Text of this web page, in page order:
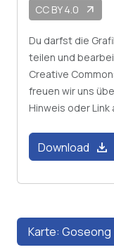
CC BY 4.0 arrow_outward
Du darfst die
teilen und
Creative
freuen wir uns
Hinweis oder
Download download
Karte: Goseong